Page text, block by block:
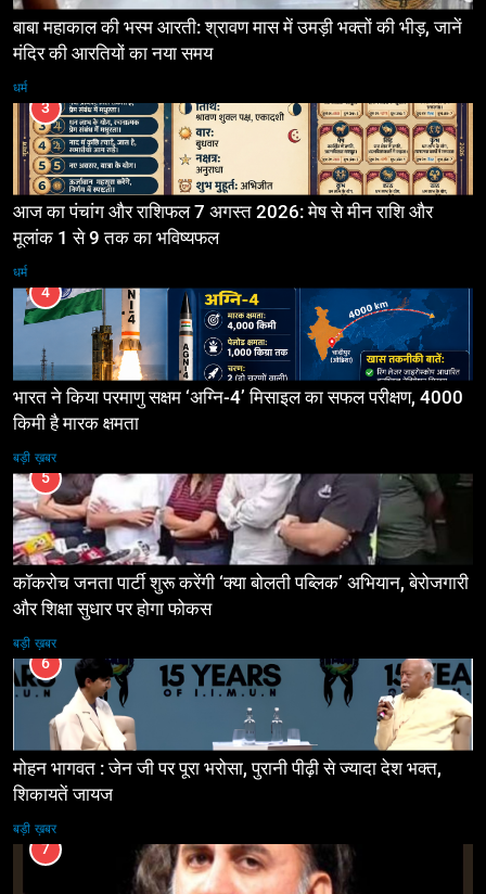
बाबा महाकाल की भस्म आरती: श्रावण मास में उमड़ी भक्तों की भीड़, जानें
मंदिर की आरतियों का नया समय
धर्म
3
आज का पंचांग और राशिफल 7 अगस्त 2026: मेष से मीन राशि और
मूलांक 1 से 9 तक का भविष्यफल
धर्म
4
भारत ने किया परमाणु सक्षम ‘अग्नि-4’ मिसाइल का सफल परीक्षण, 4000
किमी है मारक क्षमता
बड़ी ख़बर
5
कॉकरोच जनता पार्टी शुरू करेंगी ‘क्या बोलती पब्लिक’ अभियान, बेरोजगारी
और शिक्षा सुधार पर होगा फोकस
बड़ी ख़बर
6
मोहन भागवत : जेन जी पर पूरा भरोसा, पुरानी पीढ़ी से ज्यादा देश भक्त,
शिकायतें जायज
बड़ी ख़बर
7